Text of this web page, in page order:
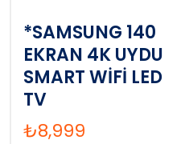
*SAMSUNG 140
EKRAN 4K UYDU
SMART WİFİ LED
TV
₺8,999